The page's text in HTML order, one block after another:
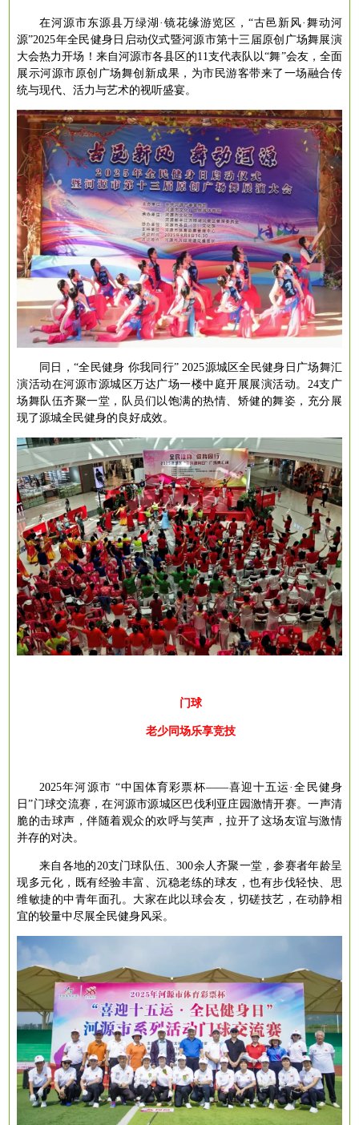
在河源市东源县万绿湖 ·镜花缘游览区，“古邑新风·舞动河
源”2025年全民健身日启动仪式暨河源市第十三届原创广场舞展演
大会热力开场！来自河源市各县区的11支代表队以“舞”会友，全面
展示河源市原创广场舞创新成果，为市民游客带来了一场融合传
统与现代、活力与艺术的视听盛宴。
同日，“全民健身 你我同行” 2025源城区全民健身日广场舞汇
演活动在河源市源城区万达广场一楼中庭开展展演活动。24支广
场舞队伍齐聚一堂，队员们以饱满的热情、矫健的舞姿，充分展
现了源城全民健身的良好成效。
门球
老少同场乐享竞技
2025年河源市 “中国体育彩票杯——喜迎十五运·全民健身
日”门球交流赛，在河源市源城区巴伐利亚庄园激情开赛。一声清
脆的击球声，伴随着观众的欢呼与笑声，拉开了这场友谊与激情
并存的对决。
来自各地的 20支门球队伍、300余人齐聚一堂，参赛者年龄呈
现多元化，既有经验丰富、沉稳老练的球友，也有步伐轻快、思
维敏捷的中青年面孔。大家在此以球会友，切磋技艺，在动静相
宜的较量中尽展全民健身风采。